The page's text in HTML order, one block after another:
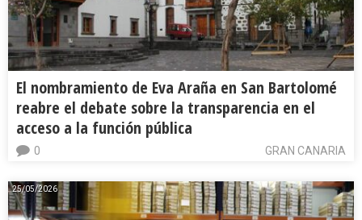
El nombramiento de Eva Araña en San Bartolomé
reabre el debate sobre la transparencia en el
acceso a la función pública
GRAN CANARIA
0
25/05/2026